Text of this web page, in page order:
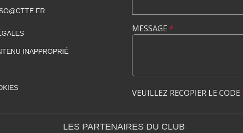
INAPPROPRIÉ
MESSAGE *
VEUILLEZ RECOPIER LE CODE
LES PARTENAIRES DU CLUB